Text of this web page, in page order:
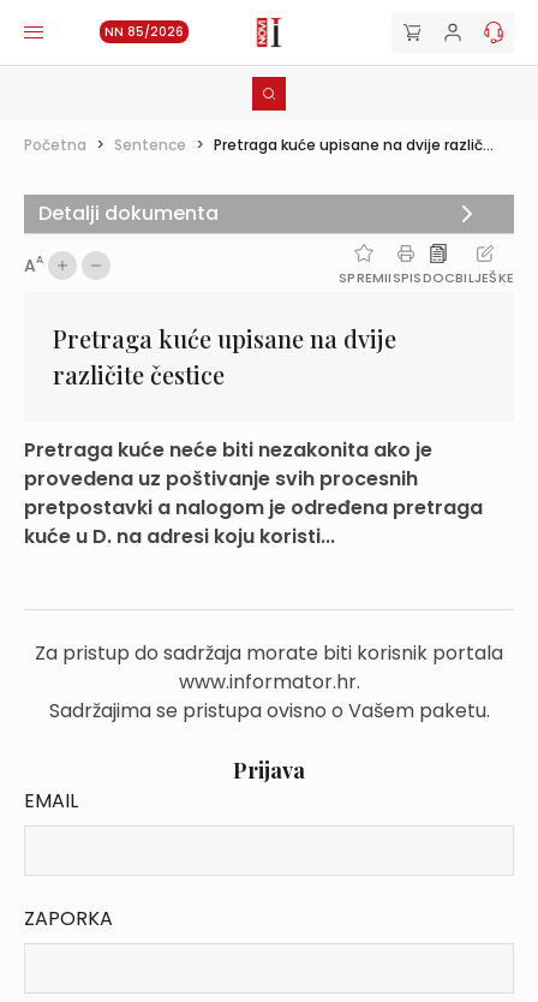
NN 85/2026
Početna > Sentence > Pretraga kuće upisane na dvije različ...
AA
SPREMIISPISDOCBILJEŠKE
Pretraga kuće upisane na dvije
različite čestice
Pretraga kuće neće biti nezakonita ako je
provedena uz poštivanje svih procesnih
pretpostavki a nalogom je određena pretraga
kuće u D. na adresi koju koristi...
Za pristup do sadržaja morate biti korisnik portala
www.informator.hr.
Sadržajima se pristupa ovisno o Vašem paketu.
Prijava
EMAIL
ZAPORKA
Detalji dokumenta